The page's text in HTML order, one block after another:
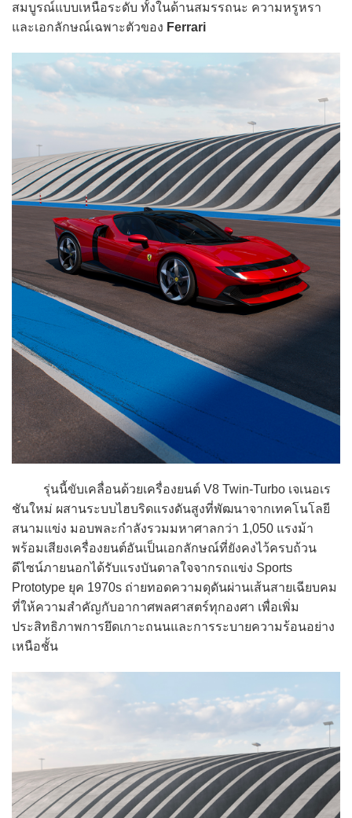
สมบูรณ์แบบเหนือระดับ ทั้งในด้านสมรรถนะ ความหรูหรา
และเอกลักษณ์เฉพาะตัวของ Ferrari
รุ่นนี้ขับเคลื่อนด้วยเครื่องยนต์ V8 Twin-Turbo เจเนอเร
ชันใหม่ ผสานระบบไฮบริดแรงดันสูงที่พัฒนาจากเทคโนโลยี
สนามแข่ง มอบพละกำลังรวมมหาศาลกว่า 1,050 แรงม้า
พร้อมเสียงเครื่องยนต์อันเป็นเอกลักษณ์ที่ยังคงไว้ครบถ้วน
ดีไซน์ภายนอกได้รับแรงบันดาลใจจากรถแข่ง Sports
Prototype ยุค 1970s ถ่ายทอดความดุดันผ่านเส้นสายเฉียบคม
ที่ให้ความสำคัญกับอากาศพลศาสตร์ทุกองศา เพื่อเพิ่ม
ประสิทธิภาพการยึดเกาะถนนและการระบายความร้อนอย่าง
เหนือชั้น